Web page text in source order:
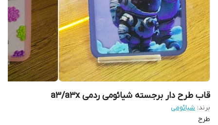
قاب طرح دار برجسته شیائومی ردمی a3/a3x
برند: شیائومی
طرح